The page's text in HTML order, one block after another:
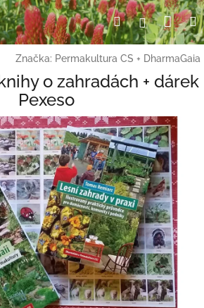
HledatPřihlášení
Značka: Permakultura CS + DharmaGaia
o zahradách + dárek
Pexeso